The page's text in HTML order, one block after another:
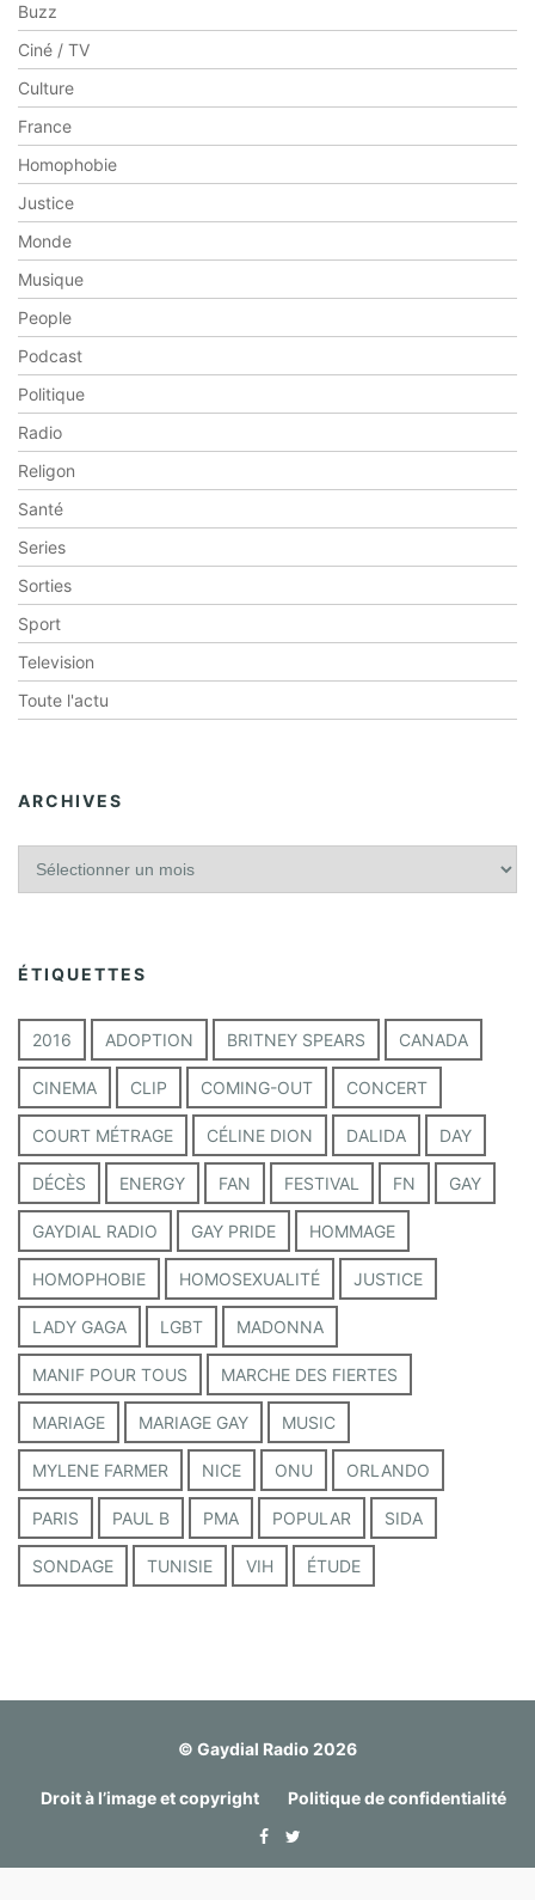
Buzz
Ciné / TV
Culture
France
Homophobie
Justice
Monde
Musique
People
Podcast
Politique
Radio
Religon
Santé
Series
Sorties
Sport
Television
Toute l'actu
ARCHIVES
v
ÉTIQUETTES
2016 ADOPTION BRITNEY SPEARS CANADA
CINEMA CLIP COMING-OUT CONCERT
COURT MÉTRAGE CÉLINE DION DALIDA DAY
DÉCÈS ENERGY FAN FESTIVAL FN GAY
GAYDIAL RADIO GAY PRIDE HOMMAGE
HOMOPHOBIE HOMOSEXUALITÉ JUSTICE
LADY GAGA LGBT MADONNA
MANIF POUR TOUS MARCHE DES FIERTES
MARIAGE MARIAGE GAY MUSIC
MYLENE FARMER NICE ONU ORLANDO
PARIS PAUL B PMA POPULAR SIDA
SONDAGE TUNISIE VIH ÉTUDE
© Gaydial Radio 2026
Droit à l’image et copyright Politique de confidentialité